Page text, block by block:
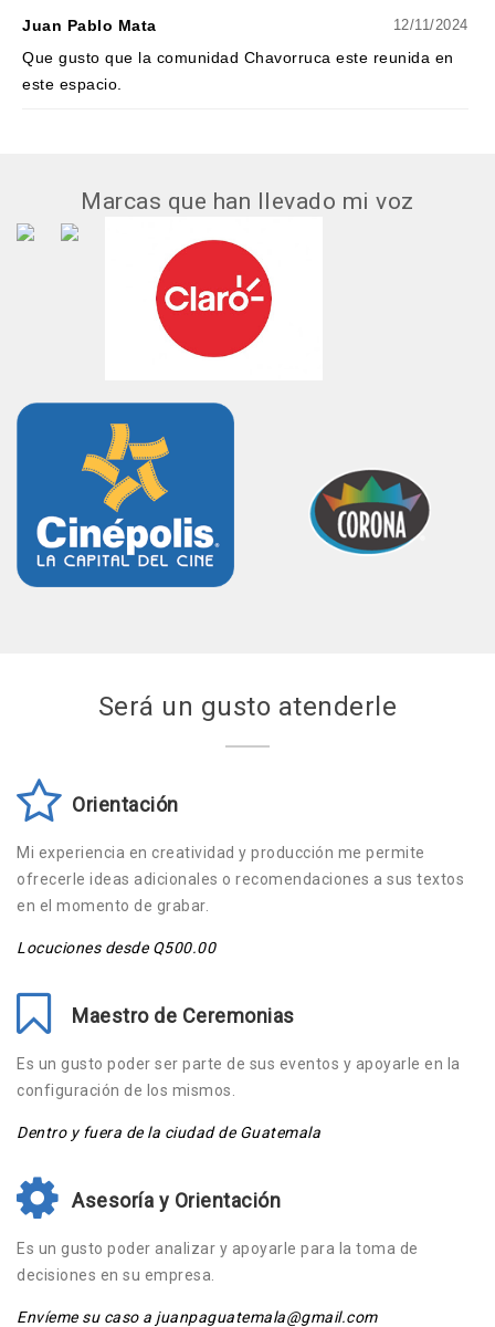
Juan Pablo Mata 12/11/2024
Que gusto que la comunidad Chavorruca este reunida en
este espacio.
Marcas que han llevado mi voz
Será un gusto atenderle
Orientación
Mi experiencia en creatividad y producción me permite
ofrecerle ideas adicionales o recomendaciones a sus textos
en el momento de grabar.
Locuciones desde Q500.00
Maestro de Ceremonias
Es un gusto poder ser parte de sus eventos y apoyarle en la
configuración de los mismos.
Dentro y fuera de la ciudad de Guatemala
Asesoría y Orientación
Es un gusto poder analizar y apoyarle para la toma de
decisiones en su empresa.
Envíeme su caso a juanpaguatemala@gmail.com